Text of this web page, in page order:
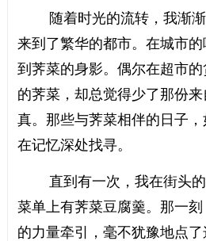
随着时光的流转，我渐
来到了繁华的都市。在城市
到荠菜的身影。偶尔在超市
的荠菜，却总觉得少了那份
真。那些与荠菜相伴的日子
在记忆深处找寻。
直到有一次，我在街头
菜单上有荠菜豆腐羹。那一
的力量牵引，毫不犹豫地点